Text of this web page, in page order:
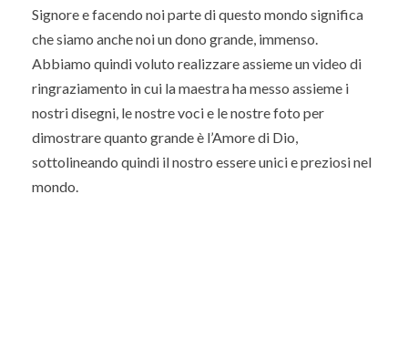
Signore e facendo noi parte di questo mondo significa
che siamo anche noi un dono grande, immenso.
Abbiamo quindi voluto realizzare assieme un video di
ringraziamento in cui la maestra ha messo assieme i
nostri disegni, le nostre voci e le nostre foto per
dimostrare quanto grande è l’Amore di Dio,
sottolineando quindi il nostro essere unici e preziosi nel
mondo.